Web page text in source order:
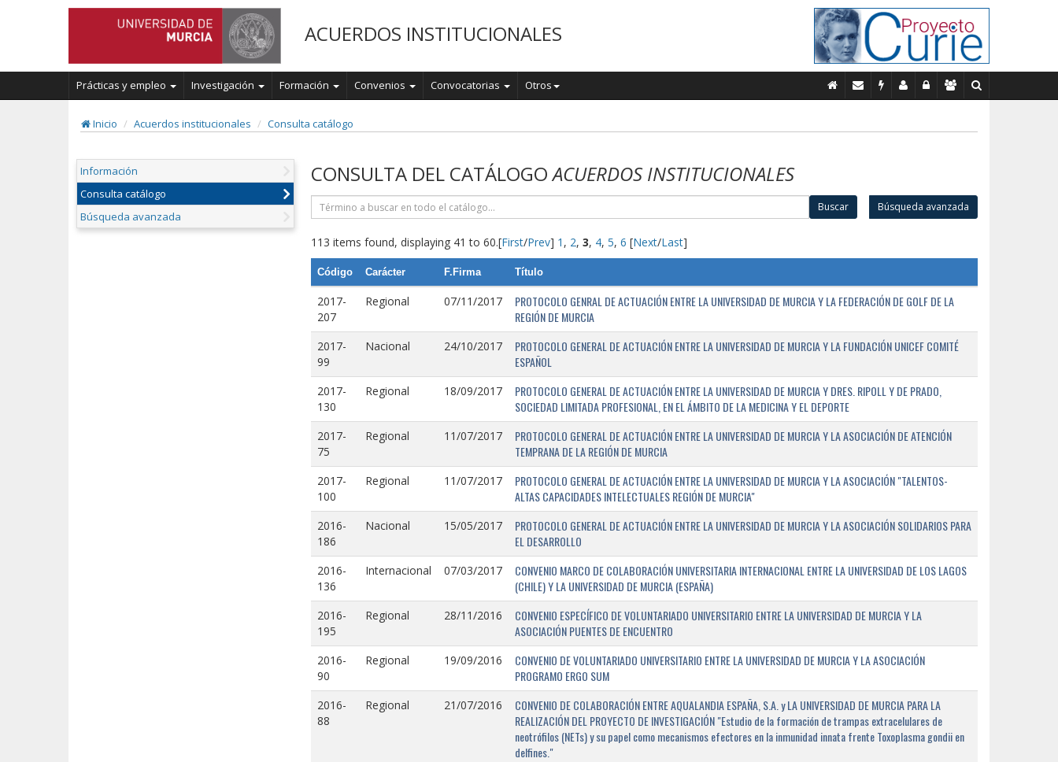
ACUERDOS INSTITUCIONALES
Prácticas y empleo Investigación Formación Convenios Convocatorias Otros
Inicio Acuerdos institucionales Consulta catálogo
Información
Consulta catálogo
Búsqueda avanzada
CONSULTA DEL CATÁLOGOACUERDOS INSTITUCIONALES
Buscar Búsqueda avanzada
113 items found, displaying 41 to 60.[First/Prev] 1 , 2, 3, 4, 5, 6 [Next/Last]
Código Carácter F.Firma Título
2017-
207
Regional 07/11/2017
PROTOCOLO GENRAL DE ACTUACIÓN ENTRE LA UNIVERSIDAD DE MURCIA Y LA FEDERACIÓN DE GOLF DE LA
REGIÓN DE MURCIA
2017-
99
Nacional 24/10/2017
PROTOCOLO GENERAL DE ACTUACIÓN ENTRE LA UNIVERSIDAD DE MURCIA Y LA FUNDACIÓN UNICEF COMITÉ
ESPAÑOL
2017-
130
Regional 18/09/2017
PROTOCOLO GENERAL DE ACTUACIÓN ENTRE LA UNIVERSIDAD DE MURCIA Y DRES. RIPOLL Y DE PRADO,
SOCIEDAD LIMITADA PROFESIONAL, EN EL ÁMBITO DE LA MEDICINA Y EL DEPORTE
2017-
75
Regional 11/07/2017
PROTOCOLO GENERAL DE ACTUACIÓN ENTRE LA UNIVERSIDAD DE MURCIA Y LA ASOCIACIÓN DE ATENCIÓN
TEMPRANA DE LA REGIÓN DE MURCIA
2017-
100
Regional 11/07/2017
PROTOCOLO GENERAL DE ACTUACIÓN ENTRE LA UNIVERSIDAD DE MURCIA Y LA ASOCIACIÓN "TALENTOS-
ALTAS CAPACIDADES INTELECTUALES REGIÓN DE MURCIA"
2016-
186
Nacional 15/05/2017
PROTOCOLO GENERAL DE ACTUACIÓN ENTRE LA UNIVERSIDAD DE MURCIA Y LA ASOCIACIÓN SOLIDARIOS PARA
EL DESARROLLO
2016-
136
Internacional 07/03/2017
CONVENIO MARCO DE COLABORACIÓN UNIVERSITARIA INTERNACIONAL ENTRE LA UNIVERSIDAD DE LOS LAGOS
(CHILE) Y LA UNIVERSIDAD DE MURCIA (ESPAÑA)
2016-
195
Regional 28/11/2016
CONVENIO ESPECÍFICO DE VOLUNTARIADO UNIVERSITARIO ENTRE LA UNIVERSIDAD DE MURCIA Y LA
ASOCIACIÓN PUENTES DE ENCUENTRO
2016-
90
Regional 19/09/2016
CONVENIO DE VOLUNTARIADO UNIVERSITARIO ENTRE LA UNIVERSIDAD DE MURCIA Y LA ASOCIACIÓN
PROGRAMO ERGO SUM
2016-
88
Regional 21/07/2016
CONVENIO DE COLABORACIÓN ENTRE AQUALANDIA ESPAÑA, S.A. y LA UNIVERSIDAD DE MURCIA PARA LA
REALIZACIÓN DEL PROYECTO DE INVESTIGACIÓN "Estudio de la formación de trampas extracelulares de
neotrófilos (NETs) y su papel como mecanismos efectores en la inmunidad innata frente Toxoplasma gondii en
delfines."